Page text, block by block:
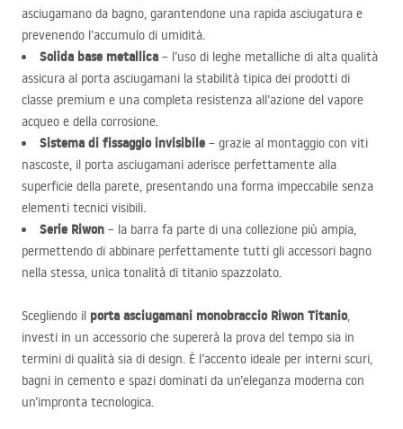
asciugamano da bagno, garantendone una rapida asciugatura e
prevenendo l’accumulo di umidità.
Solida base metallica – l’uso di leghe metalliche di alta qualità
assicura al porta asciugamani la stabilità tipica dei prodotti di
classe premium e una completa resistenza all’azione del vapore
acqueo e della corrosione.
Sistema di fissaggio invisibile – grazie al montaggio con viti
nascoste, il porta asciugamani aderisce perfettamente alla
superficie della parete, presentando una forma impeccabile senza
elementi tecnici visibili.
Serie Riwon – la barra fa parte di una collezione più ampia,
permettendo di abbinare perfettamente tutti gli accessori bagno
nella stessa, unica tonalità di titanio spazzolato.
Scegliendo il porta asciugamani monobraccio Riwon Titanio,
investi in un accessorio che supererà la prova del tempo sia in
termini di qualità sia di design. È l’accento ideale per interni scuri,
bagni in cemento e spazi dominati da un’eleganza moderna con
un’impronta tecnologica.